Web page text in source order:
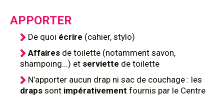
APPORTER
De quoi écrire (cahier, stylo)
Affaires de toilette (notamment savon,
shampoing...) et serviette de toilette
N’apporter aucun drap ni sac de couchage : les
draps sont impérativement fournis par le Centre